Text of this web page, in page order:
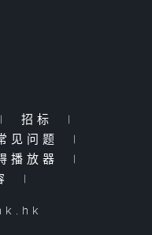
| 招标
|
见问题
|
播放器
|
|